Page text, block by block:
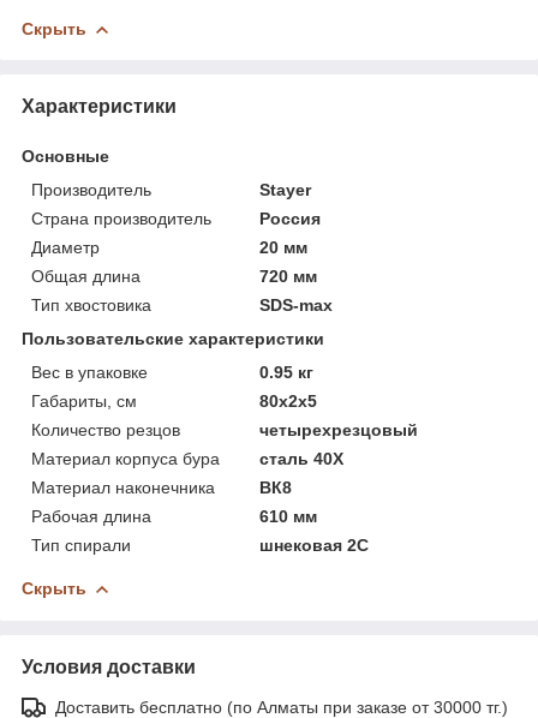
Скрыть
Характеристики
Основные
Производитель
Stayer
Страна производитель
Россия
Диаметр
20 мм
Общая длина
720 мм
Тип хвостовика
SDS-max
Пользовательские характеристики
Вес в упаковке
0.95 кг
Габариты, см
80х2х5
Количество резцов
четырехрезцовый
Материал корпуса бура
сталь 40Х
Материал наконечника
ВК8
Рабочая длина
610 мм
Тип спирали
шнековая 2С
Скрыть
Условия доставки
Доставить бесплатно (по Алматы при заказе от 30000 тг.)